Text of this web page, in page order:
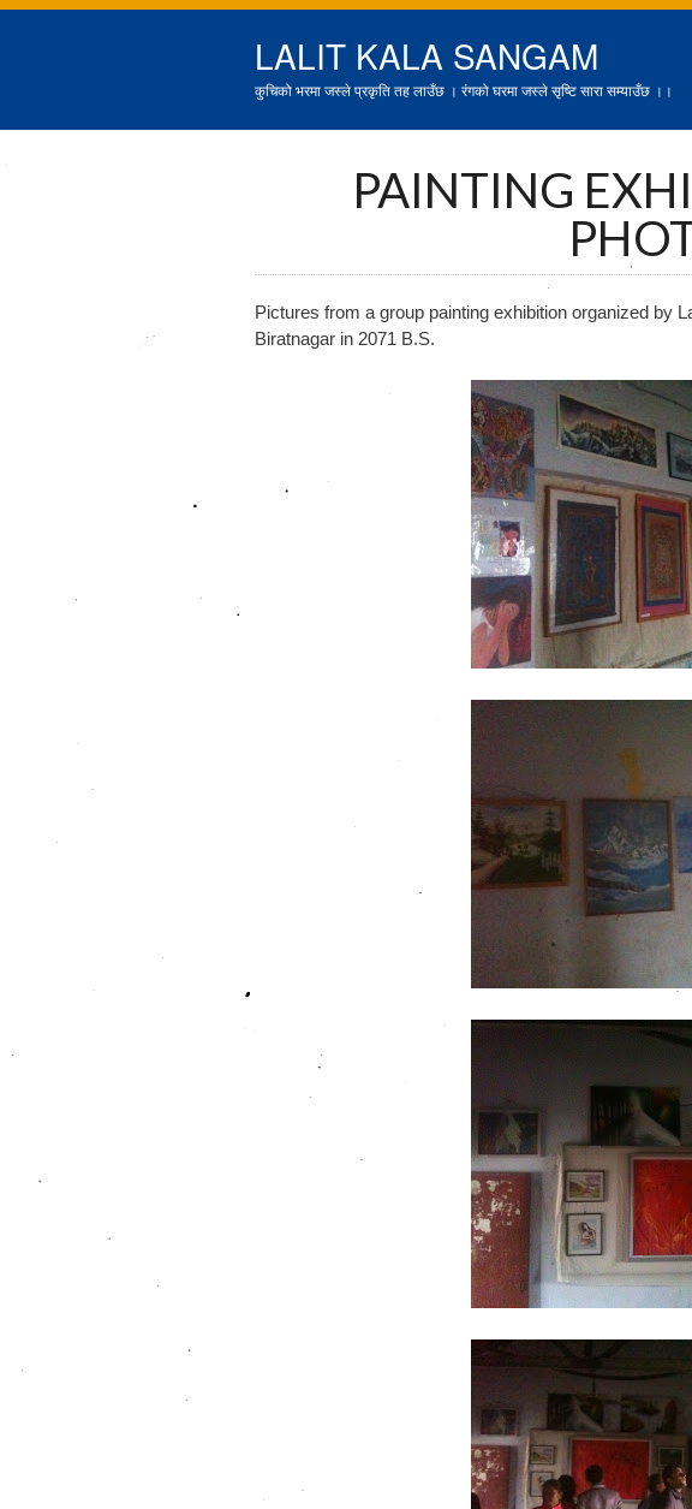
LALIT KALA SANGAM
कुचिको भरमा जस्ले प्रकृति तह लाउँछ । रंगको घरमा जस्ले सृष्टि सारा सम्याउँछ ।।
PAINTING
Pictures from a group painting exhibition organized by
Biratnagar in 2071 B.S.